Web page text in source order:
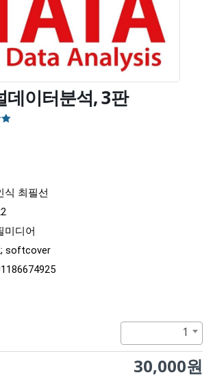
데이터분석, 3판
식 최필선
미디어
softcover
1
30,000원